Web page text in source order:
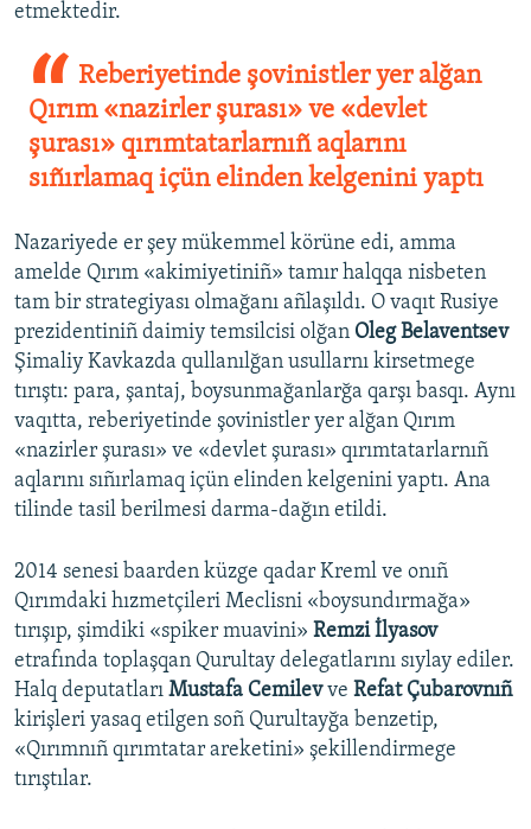
etmektedir.
Reberiyetinde şovinistler yer alğan
Qırım «nazirler şurası» ve «devlet
şurası» qırımtatarlarnıñ aqlarını
sıñırlamaq içün elinden kelgenini yaptı
Nazariyede er şey mükemmel körüne edi, amma
amelde Qırım «akimiyetiniñ» tamır halqqa nisbeten
tam bir strategiyası olmağanı añlaşıldı. O vaqıt Rusiye
prezidentiniñ daimiy temsilcisi olğan Oleg Belaventsev
Şimaliy Kavkazda qullanılğan usullarnı kirsetmege
tırıştı: para, şantaj, boysunmağanlarğa qarşı basqı. Aynı
vaqıtta, reberiyetinde şovinistler yer alğan Qırım
«nazirler şurası» ve «devlet şurası» qırımtatarlarnıñ
aqlarını sıñırlamaq içün elinden kelgenini yaptı. Ana
tilinde tasil berilmesi darma-dağın etildi.
2014 senesi baarden küzge qadar Kreml ve onıñ
Qırımdaki hızmetçileri Meclisni «boysundırmağa»
tırışıp, şimdiki «spiker muavini» Remzi İlyasov
etrafında toplaşqan Qurultay delegatlarını sıylay ediler.
Halq deputatları Mustafa Cemilevve Refat Çubarovnıñ
kirişleri yasaq etilgen soñ Qurultayğa benzetip,
«Qırımnıñ qırımtatar areketini» şekillendirmege
tırıştılar.